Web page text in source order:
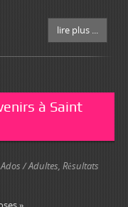
lire plus ...
à Saint
Ados / Adultes, Résultats